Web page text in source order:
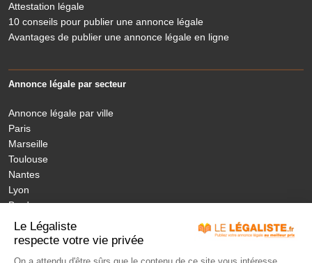
Le Légaliste
respecte votre vie privée
Attestation légale
10 conseils pour publier une annonce légale
Avantages de publier une annonce légale en ligne
Annonce légale par secteur
Annonce légale par ville
Paris
Marseille
Toulouse
Nantes
Lyon
Bordeaux
Nice
Annonces légales nouvelles régions